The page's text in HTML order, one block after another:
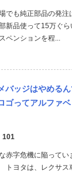
新品使って15万ぐ
ペンションを程...
バッジはやめる
ゴってアルファ
サスそっくりの
101
トヨタは、レクサス